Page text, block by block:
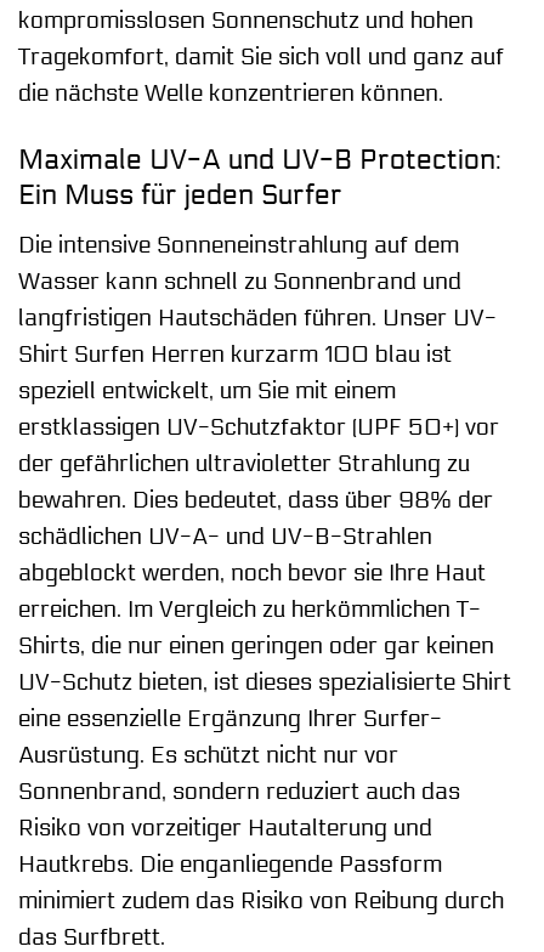
kompromisslosen Sonnenschutz und hohen
Tragekomfort, damit Sie sich voll und ganz auf
die nächste Welle konzentrieren können.
Maximale UV-A und UV-B Protection:
Ein Muss für jeden Surfer
Die intensive Sonneneinstrahlung auf dem
Wasser kann schnell zu Sonnenbrand und
langfristigen Hautschäden führen. Unser UV-
Shirt Surfen Herren kurzarm 100 blau ist
speziell entwickelt, um Sie mit einem
erstklassigen UV-Schutzfaktor (UPF 50+) vor
der gefährlichen ultravioletter Strahlung zu
bewahren. Dies bedeutet, dass über 98% der
schädlichen UV-A- und UV-B-Strahlen
abgeblockt werden, noch bevor sie Ihre Haut
erreichen. Im Vergleich zu herkömmlichen T-
Shirts, die nur einen geringen oder gar keinen
UV-Schutz bieten, ist dieses spezialisierte Shirt
eine essenzielle Ergänzung Ihrer Surfer-
Ausrüstung. Es schützt nicht nur vor
Sonnenbrand, sondern reduziert auch das
Risiko von vorzeitiger Hautalterung und
Hautkrebs. Die enganliegende Passform
minimiert zudem das Risiko von Reibung durch
das Surfbrett.